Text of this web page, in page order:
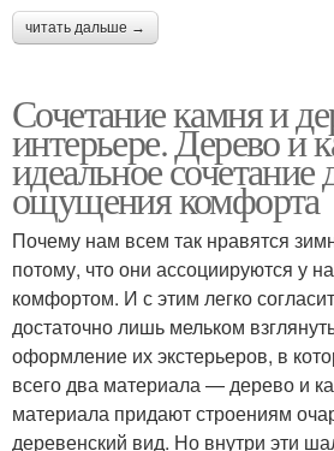
читать дальше →
Сочетание камня и
интерьере. Дерево и
идеальное сочетание
ощущения комфорта
Почему нам всем так нравятся
потому, что они ассоциируются у
комфортом. И с этим легко
достаточно лишь мельком
оформление их экстерьеров, в
всего два материала — дерево и
материала придают строениям
деревенский вид. Но внутри эти